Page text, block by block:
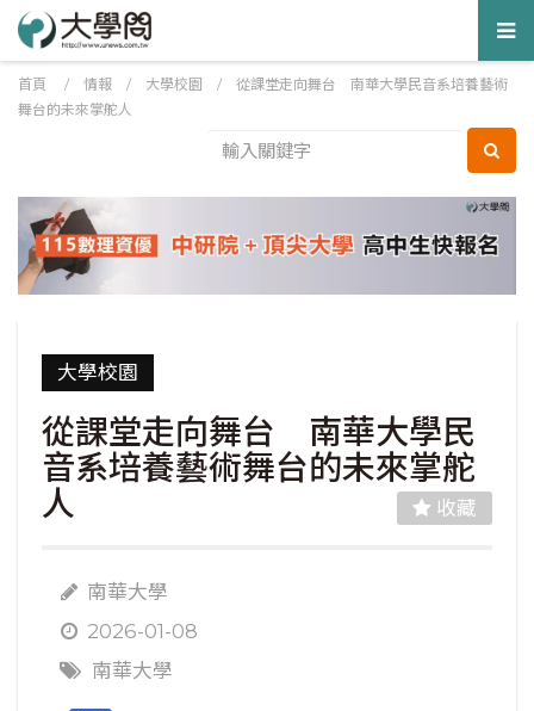
首頁 / 情報 / 大學校園 / 從課堂走向舞台 南華大學民音系培養藝術
舞台的未來掌舵人
大學校園
從課堂走向舞台 南華大學民
音系培養藝術舞台的未來掌舵
人
收藏
南華大學
2026-01-08
南華大學